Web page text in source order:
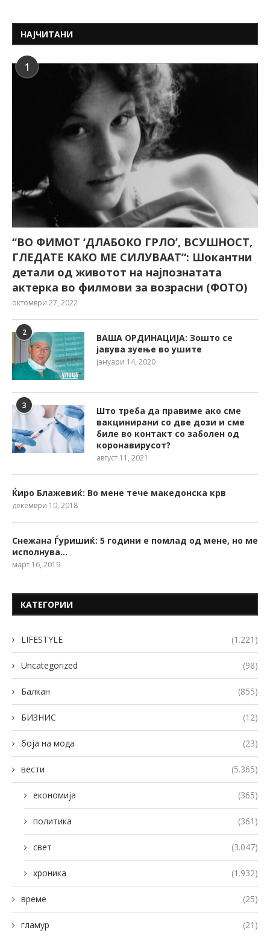
НАЈЧИТАНИ
1
“ВО ФИМОТ ‘ДЛАБОКО ГРЛО’, ВСУШНОСТ,
ГЛЕДАТЕ КАКО МЕ СИЛУВААТ“: Шокантни
детали од животот на најпознатата
актерка во филмови за возрасни (ФОТО)
октомври 27, 2022
2
ВАША ОРДИНАЦИЈА: Зошто се
јавува зуење во ушите
јануари 14, 2020
3
Што треба да правиме ако сме
вакцинирани со две дози и сме
биле во контакт со заболен од
коронавирусот?
август 11, 2021
Ќиро Блажевиќ: Во мене тече македонска крв
декември 10, 2018
Снежана Ѓуришиќ: 5 години е помлад од мене, но ме
исполнува…
март 16, 2019
КАТЕГОРИИ
LIFESTYLE (1.221)
Uncategorized (98)
Балкан (855)
БИЗНИС (12)
боја на мода (23)
вести (5.365)
економија (365)
политика (361)
свет (3.047)
хроника (1.932)
време (25)
гламур (21)